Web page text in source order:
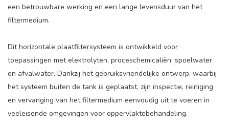
een betrouwbare werking en een lange levensduur van het
filtermedium.
Dit horizontale plaatfiltersysteem is ontwikkeld voor
toepassingen met elektrolyten, proceschemicaliën, spoelwater
en afvalwater. Dankzij het gebruiksvriendelijke ontwerp, waarbij
het systeem buiten de tank is geplaatst, zijn inspectie, reiniging
en vervanging van het filtermedium eenvoudig uit te voeren in
veeleisende omgevingen voor oppervlaktebehandeling.